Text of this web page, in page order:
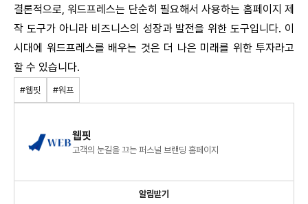
결론적으로, 워드프레스는 단순히 필요해서 사용하는 홈페이지 제
작 도구가 아니라 비즈니스의 성장과 발전을 위한 도구입니다. 이
시대에 워드프레스를 배우는 것은 더 나은 미래를 위한 투자라고
할 수 있습니다.
#웹핏 #워프
웹핏
고객의 눈길을 끄는 퍼스널 브랜딩 홈페이지
알림받기